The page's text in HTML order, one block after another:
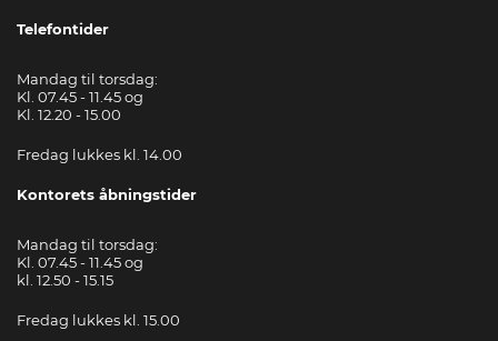
Telefontider
Mandag til torsdag:
Kl. 07.45 - 11.45 og
Kl. 12.20 - 15.00
Fredag lukkes kl. 14.00
Kontorets åbningstider
Mandag til torsdag:
Kl. 07.45 - 11.45 og
kl. 12.50 - 15.15
Fredag lukkes kl. 15.00